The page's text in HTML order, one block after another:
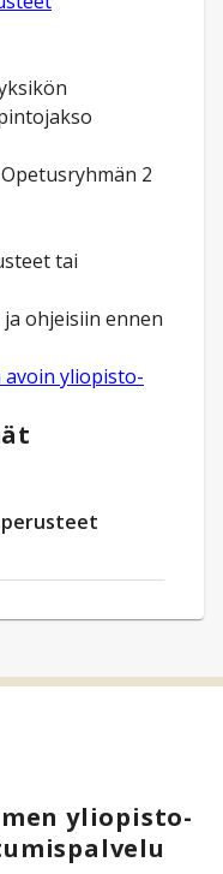
2
tai
ohjeisiin ennen
yliopisto-
perusteet
yliopisto-